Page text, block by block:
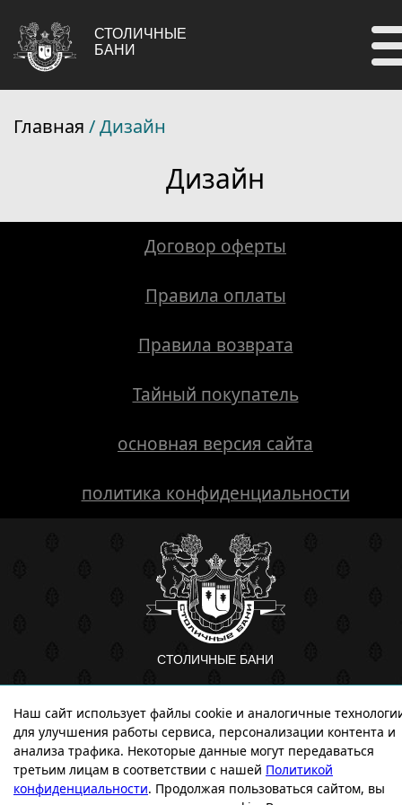
СТОЛИЧНЫЕ
БАНИ
Главная / Дизайн
Дизайн
Договор оферты
Правила оплаты
Правила возврата
Тайный покупатель
основная версия сайта
политика конфиденциальности
СТОЛИЧНЫЕ БАНИ
разработано впандаворкс
Наш сайт использует файлы cookie и аналогичные
для улучшения работы сервиса, персонализации контента и
анализа трафика. Некоторые данные могут передаваться
третьим лицам в соответствии с нашей Политикой
конфиденциальности. Продолжая пользоваться сайтом, вы